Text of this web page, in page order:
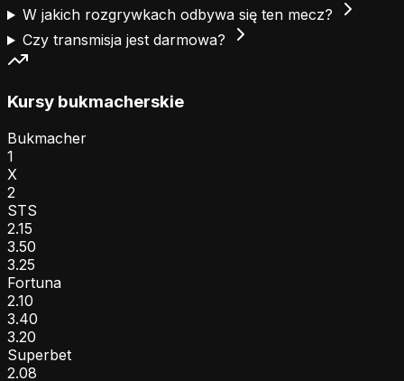
W jakich rozgrywkach odbywa się ten mecz?
Czy transmisja jest darmowa?
Kursy bukmacherskie
Bukmacher
1
X
2
STS
2.15
3.50
3.25
Fortuna
2.10
3.40
3.20
Superbet
2.08